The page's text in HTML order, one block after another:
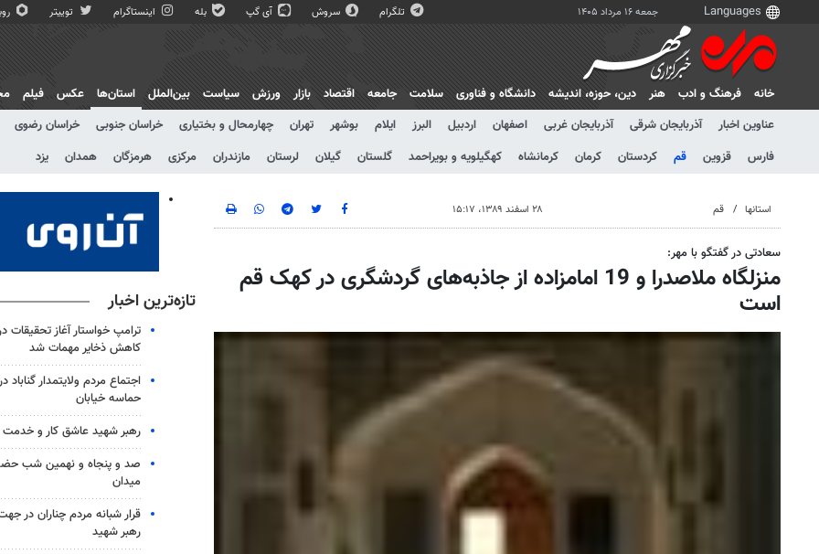
جمعه ۱۶ مرداد ۱۴۰۵ تلگرام سروش آی گپ بله اینستاگرام توییتر
خانه فرهنگ و ادب هنر دين، حوزه، انديشه دانشگاه و فناوری سلامت جامعه اقتصاد بازار ورزش سیاست بین‌الملل
استان‌ها
عناوین اخبار
آذربایجان شرقی آذربایجان غربی اصفهان اردبیل البرز ایلام بوشهر تهران چهارمحال و بختیاری خراسان جنوبی خراسان رضوی
فارس
قزوین قم کردستان کرمان کرمانشاه کهگیلویه و بویراحمد گلستان گیلان لرستان مازندران مرکزی هرمزگان همدان یزد
عکس فیلم
استانها قم ۲۸ اسفند ۱۳۸۹، ۱۵:۱۷
سعادتی در گفتگو با مهر:
منزلگاه ملاصدرا و 19 امامزاده از جاذبه‌های گردشگری در کهک قم
است تازه‌ترین اخبار
ترامپ خواستار آغاز تحقیقات
کاهش ذخایر مهمات شد
حماسه خیابان
رهبر شهید عاشق کار و خدمت
صد و پنجاه و نهمین شب
میدان
قرار شبانه مردم چناران در
رهبر شهید